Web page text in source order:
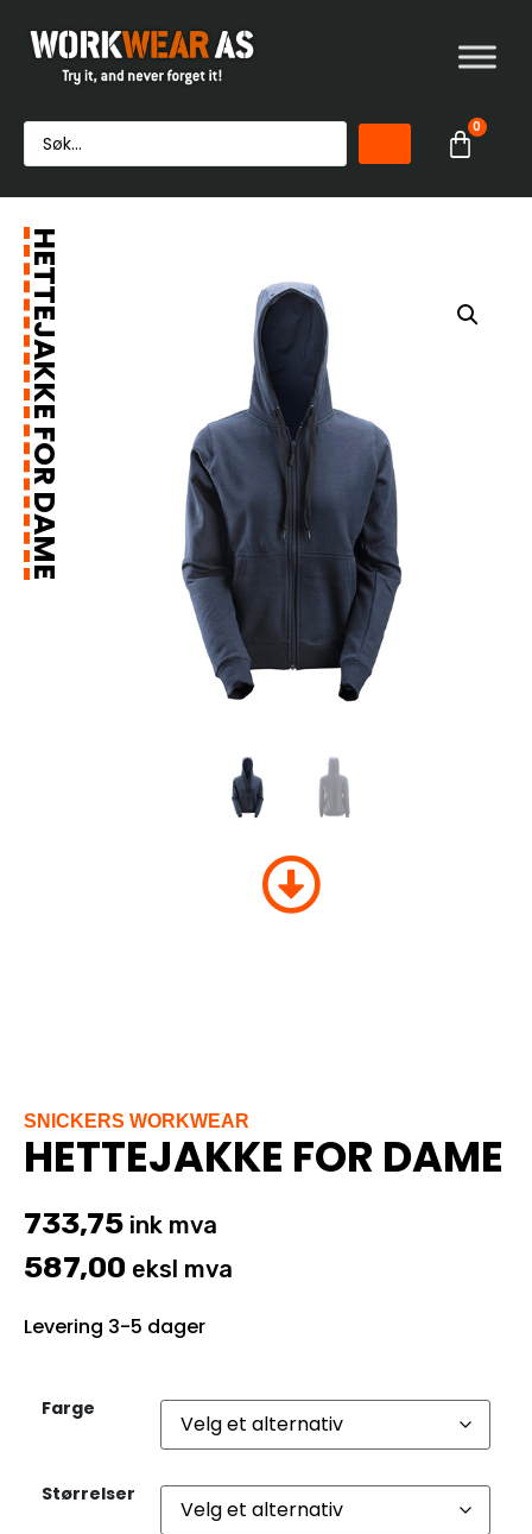
0
HETTEJAKKE FOR DAME
SNICKERS WORKWEAR
HETTEJAKKE FOR DAME
733,75 ink mva
587,00 eksl mva
Levering 3-5 dager
Farge
Størrelser